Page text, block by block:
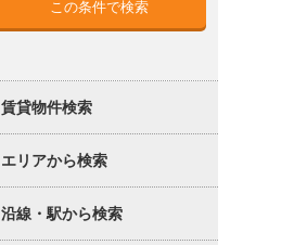
賃貸物件検索
エリアから検索
沿線・駅から検索